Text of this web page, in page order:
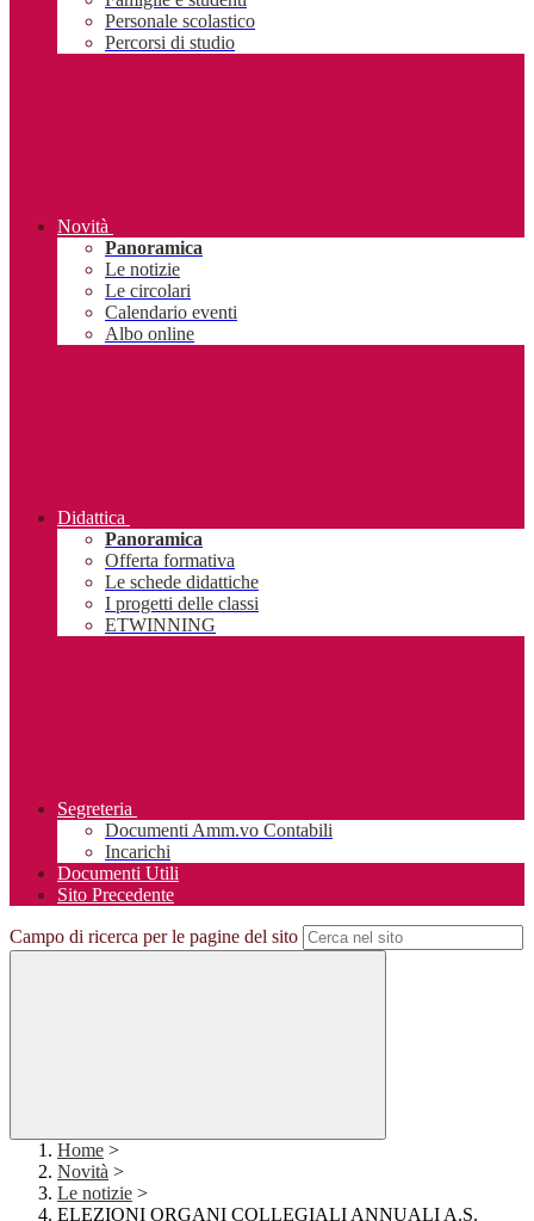
Personale scolastico
Percorsi di studio
Novità
Panoramica
Le notizie
Le circolari
Calendario eventi
Albo online
Didattica
Panoramica
Offerta formativa
Le schede didattiche
I progetti delle classi
ETWINNING
Segreteria
Documenti Amm.vo Contabili
Incarichi
Documenti Utili
Sito Precedente
Campo di ricerca per le pagine del sito
Home >
Novità >
Le notizie >
ELEZIONI ORGANI COLLEGIALI ANNUALI A.S.